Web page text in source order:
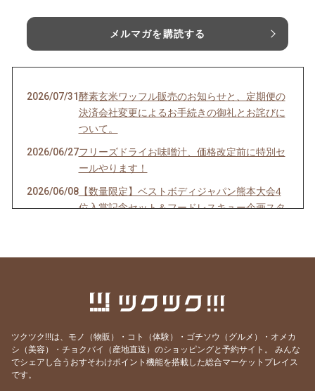
メルマガを購読する
2026/07/31酵素玄米ワッフル販売のお知らせと、定期便の
決済会社変更によるお手続きの御礼とお詫びに
ついて。
2026/06/27フリーズドライお味噌汁、価格改定前に特別セ
ールやります！
2026/06/08【数量限定】ベストボディジャパン熊本大会4
位入賞記念セット＆フードレスキュー企画スタ
ップレシピ集お付けします！
まで！
2026/01/16 酵素玄米餅追加販売！今期の販売はこれで最後
ツクツク!!!は、モノ（物販）・コト（体験）・ゴチソウ（グルメ）・オメカ
シ（美容）・チョクバイ（産地直送）のショッピングと予約サイト。
みんな
でシェアし合うおすそわけポイント機能を搭載した総合マーケットプレイス
です。